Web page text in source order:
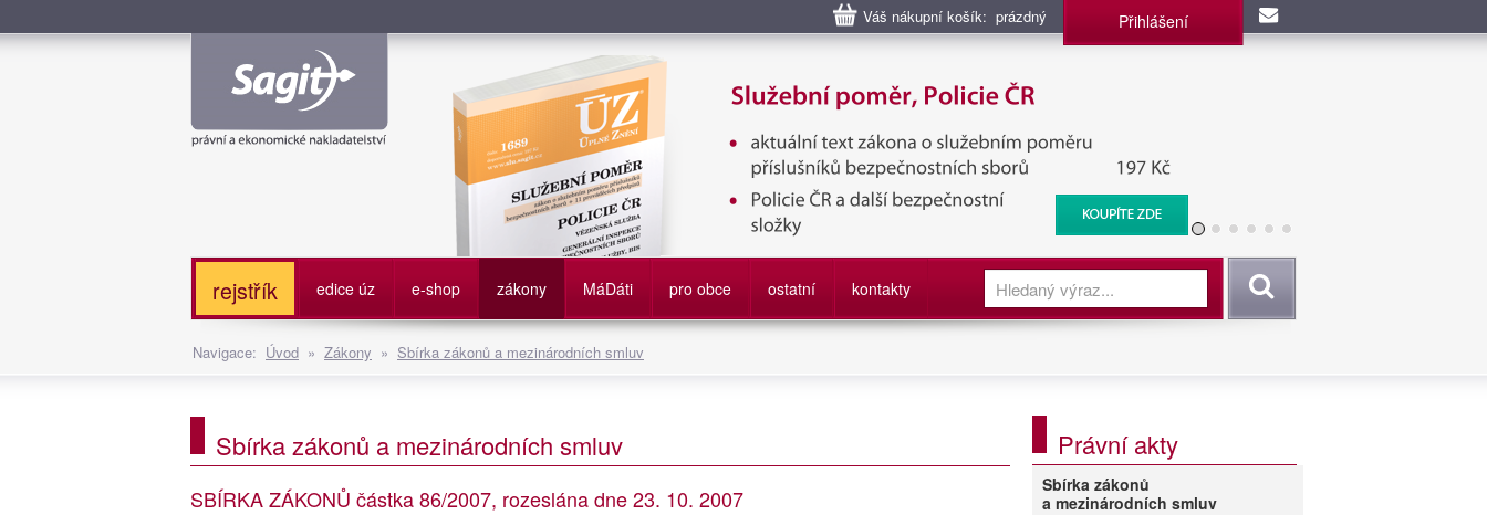
Váš nákupní košík: prázdný Přihlášení
Služební poměr příslušníků bezpečnostních sborů, Policie ČR, Vězeňská služba, BIS, Zpravodajské
služby
rejstřík edice úz e-shop zákony MáDáti pro obce ostatní kontakty Vyhledat
Navigace: Úvod » Zákony » Sbírka zákonů a mezinárodních smluv
Sbírka zákonů a mezinárodních smluv
SBÍRKA ZÁKONŮ částka 86/2007, rozeslána dne 23. 10. 2007
Právní akty
Sbírka zákonů
a mezinárodních smluv